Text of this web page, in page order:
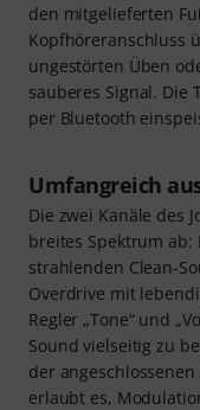
den mitgelieferten
Kopfhöreranschluss
ungestörten Üben
sauberes Signal. Die
per Bluetooth
Umfangreich
Die zwei Kanäle des
breites Spektrum ab:
strahlenden Clean-
Overdrive mit
Regler „Tone“ und
Sound vielseitig zu
der
erlaubt es,